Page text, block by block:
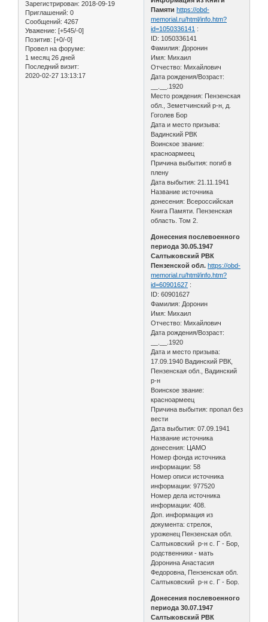
Зарегистрирован: 2018-09-19
Приглашений: 0
Сообщений: 4267
Уважение: [+545/-0]
Позитив: [+0/-0]
Провел на форуме:
1 месяц 26 дней
Последний визит:
2020-02-27 13:13:17
Памяти https://obd-
memorial.ru/html/info.htm?
id=1050336141 :
ID: 1050336141
Фамилия: Доронин
Имя: Михаил
Отчество: Михайлович
Дата рождения/Возраст:
__.__.1920
Место рождения: Пензенская
обл., Земетчинский р-н, д.
Гоголев Бор
Дата и место призыва:
Вадинский РВК
Воинское звание:
красноармеец
Причина выбытия: погиб в
плену
Дата выбытия: 21.11.1941
Название источника
донесения: Всероссийская
Книга Памяти. Пензенская
область. Том 2.
Донесения послевоенного
периода 30.05.1947
Салтыковский РВК
Пензенской обл. https://obd-
memorial.ru/html/info.htm?
id=60901627 :
ID: 60901627
Фамилия: Доронин
Имя: Михаил
Отчество: Михайлович
Дата рождения/Возраст:
__.__.1920
Дата и место призыва:
17.09.1940 Вадинский РВК,
Пензенская обл., Вадинский
р-н
Воинское звание:
красноармеец
Причина выбытия: пропал без
вести
Дата выбытия: 07.09.1941
Название источника
донесения: ЦАМО
Номер фонда источника
информации: 58
Номер описи источника
информации: 977520
Номер дела источника
информации: 408.
Доп. информация из
документа: стрелок,
уроженец Пензенская обл.
Салтыковский р-н с. Г - Бор,
родственники - мать
Доронина Анастасия
Федоровна, Пензенская обл.
Салтыковский р-н с. Г - Бор.
Донесения послевоенного
периода 30.07.1947
Салтыковский РВК